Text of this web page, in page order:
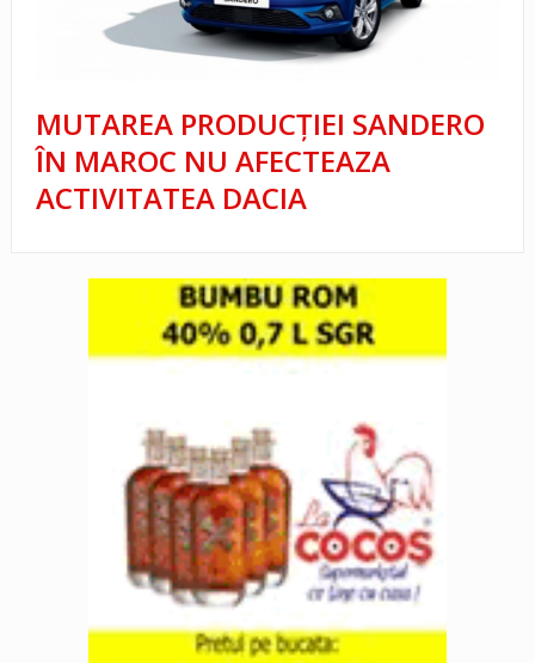
MUTAREA PRODUCȚIEI SANDERO
ÎN MAROC NU AFECTEAZA
ACTIVITATEA DACIA